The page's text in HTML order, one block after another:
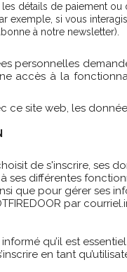
détails de paiement
exemple, si vous
à notre newsletter).
personnelles
accès à la
site web, les
de s'inscrire, ses
ses différentes
que pour gérer ses
par courriel.
informé qu’il est
en tant